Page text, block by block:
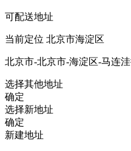
可配送地址
当前定位 北京市海淀区
北京市-北京市-海淀区-马连
选择其他地址
确定
选择新地址
确定
新建地址